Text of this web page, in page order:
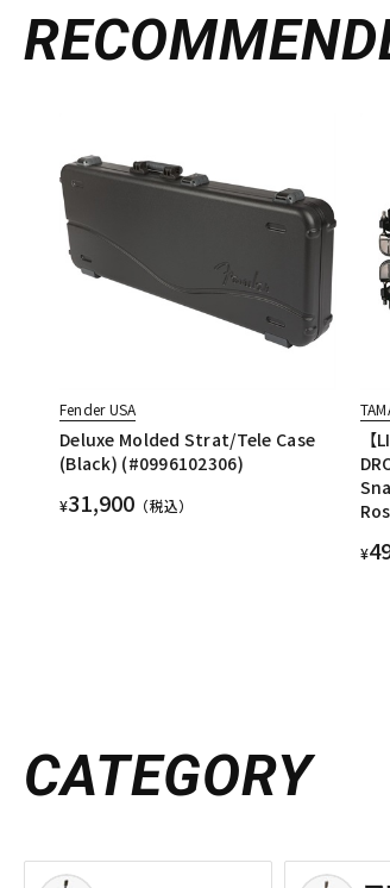
Fender USA
Deluxe Molded Strat/Tele Case
(Black) (#0996102306)
¥31,900 （税込）
¥
CATEGORY